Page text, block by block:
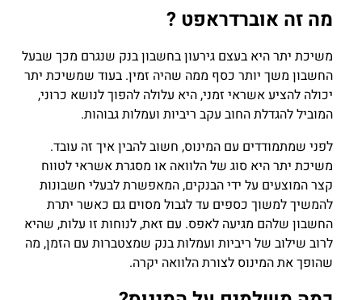
מה זה אוברדראפט ?
משיכת יתר היא בעצם גירעון בחשבון בנק שנגרם מכך שבעל
החשבון משך יותר כסף ממה שהיה זמין. בעוד שמשיכת יתר
יכולה להציע אשראי זמני, היא עלולה להפוך לנושא כרוני,
המוביל להגדלת החוב עקב ריביות ועמלות גבוהות.
לפני שמתמודדים עם המינוס, חשוב להבין איך זה עובד.
משיכת יתר היא סוג של הלוואה או מסגרת אשראי לטווח
קצר המוצעים על ידי הבנקים, המאפשרת לבעלי חשבונות
להמשיך למשוך כספים עד לגבול מסוים גם כאשר יתרת
החשבון שלהם מגיעה לאפס. עם זאת, לנוחות זו עלות, שהיא
לרוב שילוב של ריביות ועמלות בנק שמצטברות עם הזמן, מה
שהופך את המינוס לצורת הלוואה יקרה.